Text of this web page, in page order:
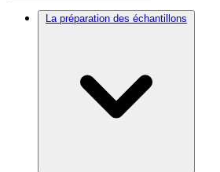
La préparation des échantillons